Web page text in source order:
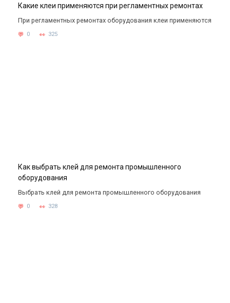
Какие клеи применяются при регламентных ремонтах
При регламентных ремонтах оборудования клеи применяются
0 325
Как выбрать клей для ремонта промышленного
оборудования
Выбрать клей для ремонта промышленного оборудования
0 328